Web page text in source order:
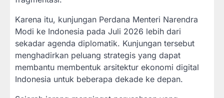
Karena itu, kunjungan Perdana Menteri Narendra
Modi ke Indonesia pada Juli 2026 lebih dari
sekadar agenda diplomatik. Kunjungan tersebut
menghadirkan peluang strategis yang dapat
membantu membentuk arsitektur ekonomi digital
Indonesia untuk beberapa dekade ke depan.